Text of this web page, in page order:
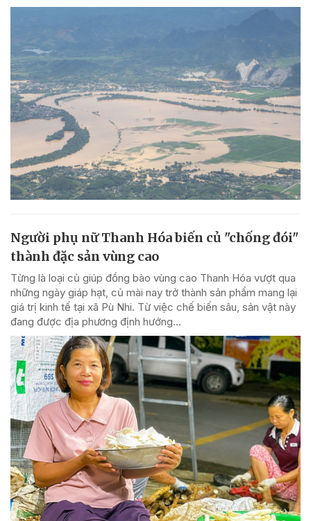
Người phụ nữ Thanh Hóa biến củ "chống đói"
thành đặc sản vùng cao
Từng là loại củ giúp đồng bào vùng cao Thanh Hóa vượt qua
những ngày giáp hạt, củ mài nay trở thành sản phẩm mang lại
giá trị kinh tế tại xã Pù Nhi. Từ việc chế biến sâu, sản vật này
đang được địa phương định hướng...